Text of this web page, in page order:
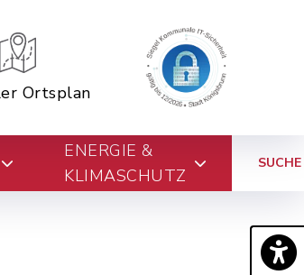
Ortsplan
ENERGIE &
KLIMASCHUTZ
SUCHE